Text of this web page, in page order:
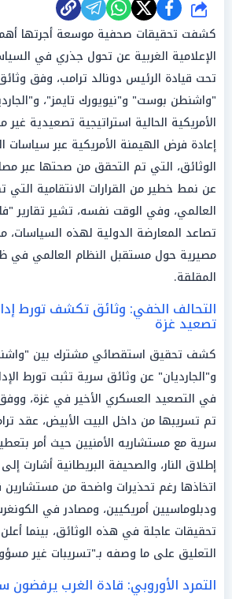
شارك
كشفت تحقيقات صحفية موسعة أجرتها
الإعلامية الغربية عن تحول جذري في
تحت قيادة الرئيس دونالد ترامب، وفق
"واشنطن بوست" و"نيويورك تايمز"،
الأمريكية الحالية استراتيجية تصعيدية
إعادة فرض الهيمنة الأمريكية عبر سياسات
الوثائق، التي تم التحقق من صحتها عبر
عن نمط خطير من القرارات الانتقامية التي
العالمي، وفي الوقت نفسه، تشير تقارير
تصاعد المعارضة الدولية لهذه السياسات،
مصيرية حول مستقبل النظام العالمي في
المقلقة.
التحالف الخفي: وثائق تكشف تورط
تصعيد غزة
كشف تحقيق استقصائي مشترك بين
و"الجارديان" عن وثائق سرية تثبت تورط
في التصعيد العسكري الأخير في غزة،
تم تسريبها من داخل البيت الأبيض، عقد
سرية مع مستشاريه الأمنيين حيث أمر
إطلاق النار، والصحيفة البريطانية أشارت
اتخاذها رغم تحذيرات واضحة من مستشارين
ودبلوماسيين أمريكيين، ومصادر في
تحقيقات عاجلة في هذه الوثائق، بينما
التعليق على ما وصفه بـ"تسريبات غير
التمرد الأوروبي: قادة الغرب يرفضون